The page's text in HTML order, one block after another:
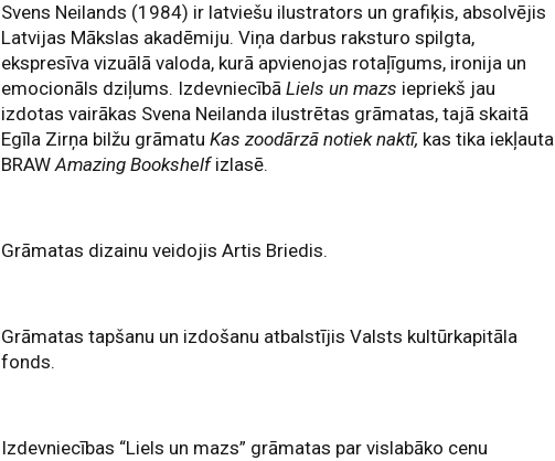
Svens Neilands (1984) ir latviešu ilustrators un grafiķis, absolvējis
Latvijas Mākslas akadēmiju. Viņa darbus raksturo spilgta,
ekspresīva vizuālā valoda, kurā apvienojas rotaļīgums, ironija un
emocionāls dziļums. IzdevniecībāLiels un mazs iepriekš jau
izdotas vairākas Svena Neilanda ilustrētas grāmatas, tajā skaitā
Egīla Zirņa bilžu grāmatuKas zoodārzā notiek naktī, kas tika iekļauta
BRAWAmazing Bookshelfizlasē.
Grāmatas dizainu veidojis Artis Briedis.
Grāmatas tapšanu un izdošanu atbalstījis Valsts kultūrkapitāla
fonds.
Izdevniecības “Liels un mazs” grāmatas par vislabāko cenu